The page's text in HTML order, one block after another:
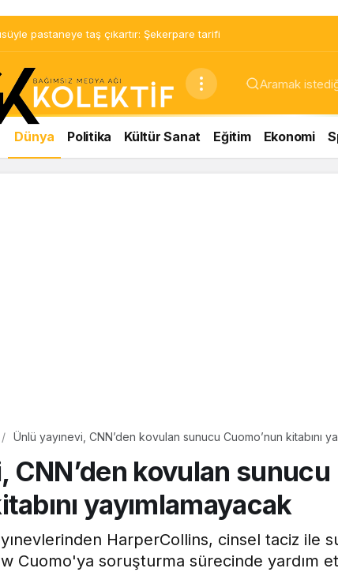
pastaneye taş çıkartır: Şekerpare tarifi
Dünya Politika Kültür Sanat Eğitim Ekonomi
Ünlü yayınevi, CNN’den kovulan sunucu Cuomo’nun kitabını
CNN’den kovulan sunucu
yayımlamayacak
HarperCollins, cinsel taciz ile
Cuomo'ya soruşturma sürecinde yardım
Tam